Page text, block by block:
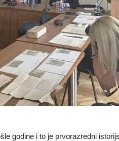
godine i to je prvorazredni